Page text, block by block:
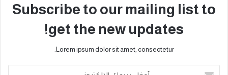
Subscribe to our mailing list to
get the new updates!
Lorem ipsum dolor sit amet, consectetur.